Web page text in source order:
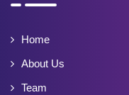
Home
About Us
Team